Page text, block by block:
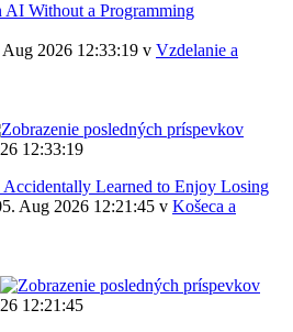
AI Without a Programming
Aug 2026 12:33:19 v Vzdelanie a
12:33:19
Learned to Enjoy Losing
Aug 2026 12:21:45 v Košeca a
12:21:45